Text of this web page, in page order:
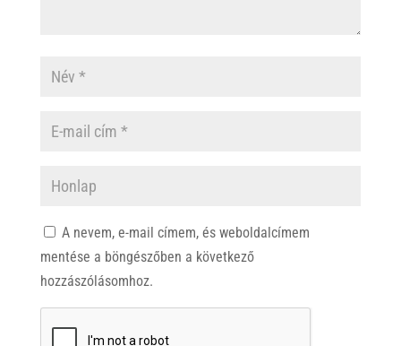
A nevem, e-mail címem, és weboldalcímem
mentése a böngészőben a következő
hozzászólásomhoz.